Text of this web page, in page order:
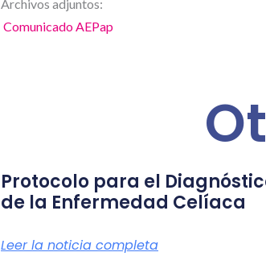
Archivos adjuntos:
Comunicado AEPap
Protocolo para el
de la Enfermedad Celíaca
Leer la noticia completa